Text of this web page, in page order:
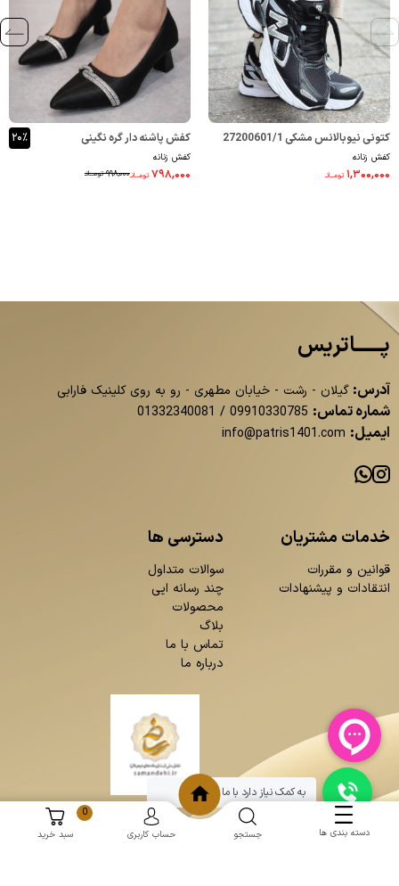
کتونی نیوبالانس مشکی 27200601/1
کفش زنانه
۱,۳۰۰,۰۰۰ تومــانـ
کفش پاشنه دار گره نگینی
33300437/1
کفش زنانه
۹۹۸,۰۰۰ تومــانـ ۷۹۸,۰۰۰ تومــانـ
۲۰٪
پــــــاتریس
آدرس: گیلان - رشت - خیابان مطهری - رو به روی کلینیک فارابی
شماره تماس: 09910330785
/
01332340081
ایمیل: info@patris1401.com
خدمات مشتریان
قوانین و مقررات
انتقادات و پیشنهادات
دسترسی ها
سوالات متداول
چند رسانه ایی
محصولات
بلاگ
تماس با ما
درباره ما
دسته بندی ها جستجو حساب کاربری
0
سبد خرید
به کمک نیاز دارد با ما چت کنید